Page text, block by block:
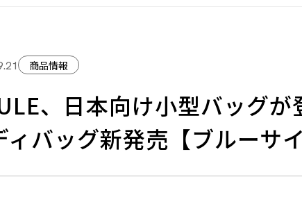
商品情報
、⽇本向け⼩型バッグ
ィバッグ新発売【ブルーサイ